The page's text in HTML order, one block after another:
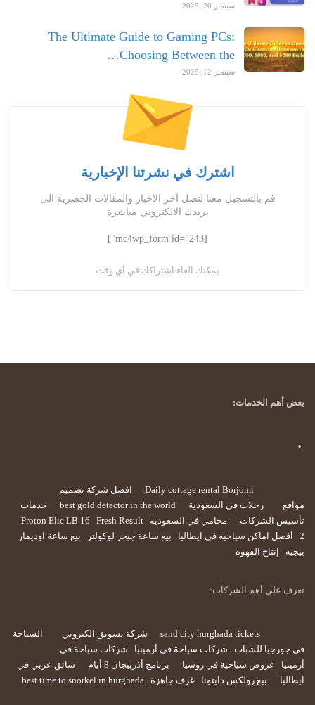
سبتمبر 20, 2025
The Ultimate Guide to Gaming PCs:
Choosing Between the…
سبتمبر 12, 2025
اشترك في نشرتنا الإخبارية
قم بالتسجيل معنا لتصل آخر الأخبار والمقالات الحصرية الى
بريدك الالكتروني مباشرة
[mc4wp_form id="243"]
يمكنك الغاء اشتراكك في أي وقت
بعض أهم الخدمات:
Daily cottage rental Borjomi
افضل شركة تصميم
مواقع
رحلات في السعودية best gold detector in the world
خدمات
تأسيس الشركات
محامي في السعودية Proton Elic LB 16
Fresh Result
2
أفضل اماكن سياحيه في ايطاليا بيع ساعة جيجر لوكولتر
بيع ساعة اوديمار
بيجيه
إنتاج القهوة
تعرف على أهم الشركات:
sand city hurghada tickets شركة تسويق الكتروني
السياحة
في جورجيا للشباب
شركات سياحة في أرمينيا
شركات سياحة في
أرمينيا
عروض سياحية في روسيا برنامج أذربيجان 8 أيام
سائق عربي في
ايطاليا
بيع رولكس دايتونا غرف جاهزة best time to snorkel in hurghada